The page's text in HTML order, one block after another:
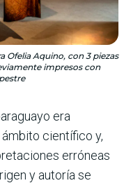
Ofelia Aquino, con 3 piezas
impresos con
era
científico y,
erróneas
y autoría se